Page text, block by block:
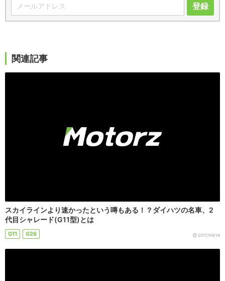
登録
関連記事
スカイラインより速かったという噂もある！？ダイハツの名車、2
代目シャレード(G11型)とは
G11 G26 2017/09/14